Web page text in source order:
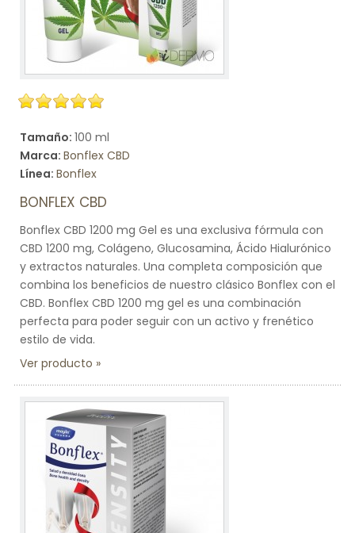
Tamaño: 100 ml
Marca: Bonflex CBD
Línea: Bonflex
BONFLEX CBD
Bonflex CBD 1200 mg Gel es una exclusiva fórmula con
CBD 1200 mg, Colágeno, Glucosamina, Ácido Hialurónico
y extractos naturales. Una completa composición que
combina los beneficios de nuestro clásico Bonflex con el
CBD. Bonflex CBD 1200 mg gel es una combinación
perfecta para poder seguir con un activo y frenético
estilo de vida.
Ver producto